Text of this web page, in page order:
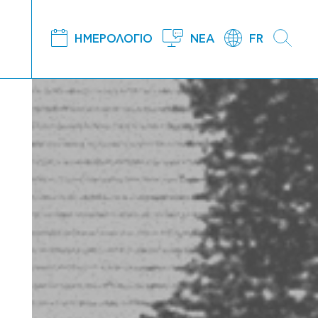
ΗΜΕΡΟΛΟΓΙΟ ΝΕΑ FR